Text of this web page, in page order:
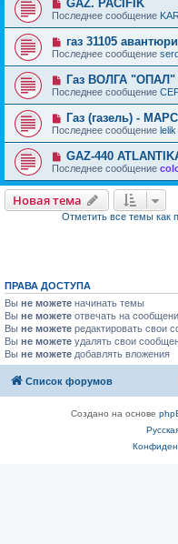
GAZ. PACIFIK
Последнее сообщение
газ 31105
Последнее сообщение
Газ ВОЛГА "ОПАЛ"
Последнее сообщение
Газ (газель) -
Последнее сообщение lelik
GAZ-440
Последнее сообщение
Новая тема
Отметить все темы как
ПРАВА ДОСТУПА
Вы не можете начинать темы
Вы не можете отвечать на
Вы не можете редактировать свои
Вы не можете удалять свои
Вы не можете добавлять вложения
Список форумов
Создано на основе